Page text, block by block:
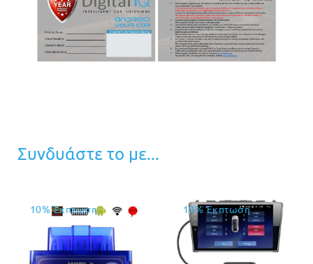
Συνδυάστε το με...
10% Έκπτωση 10% Έκπτωση